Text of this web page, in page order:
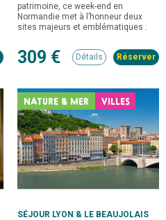
patrimoine, ce week-end en
Normandie met à l’honneur deux
sites majeurs et emblématiques :
309 € Détails
NATURE & MER VILLES
SÉJOUR LYON & LE BEAUJOLAIS